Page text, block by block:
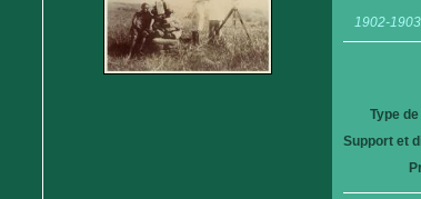
1902-1903
Type
Support et